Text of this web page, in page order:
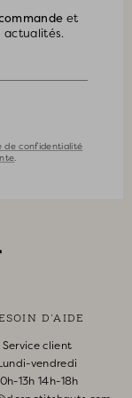
et
de confidentialité
.
D'AIDE
Service client
vendredi
13h 14h-18h